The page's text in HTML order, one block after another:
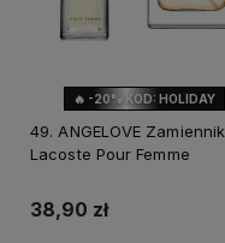
🔥 -20% KOD: HOLIDAY
49. ANGELOVE Zamiennik
Lacoste Pour Femme
38,90 zł